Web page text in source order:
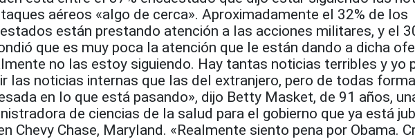
aéreos «algo de cerca». Aproximadamente el 32% de los
están prestando atención a las acciones militares, y el
que es muy poca la atención que le están dando a dicha
no las estoy siguiendo. Hay tantas noticias terribles y yo
las noticias internas que las del extranjero, pero de todas
en lo que está pasando», dijo Betty Masket, de 91 años,
de ciencias de la salud para el gobierno que ya está
Chevy Chase, Maryland. «Realmente siento pena por Obama.